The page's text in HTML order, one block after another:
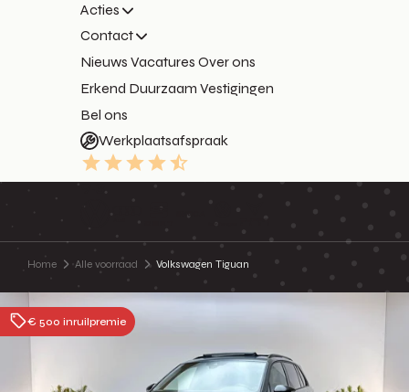
Acties
Contact
Nieuws Vacatures Over ons
Erkend Duurzaam Vestigingen
Bel ons
Werkplaatsafspraak
9.3
Home Alle voorraad Volkswagen Tiguan
€ 500 inruilpremie